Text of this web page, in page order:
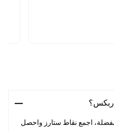
اجمع نقاط ستارز واحصل